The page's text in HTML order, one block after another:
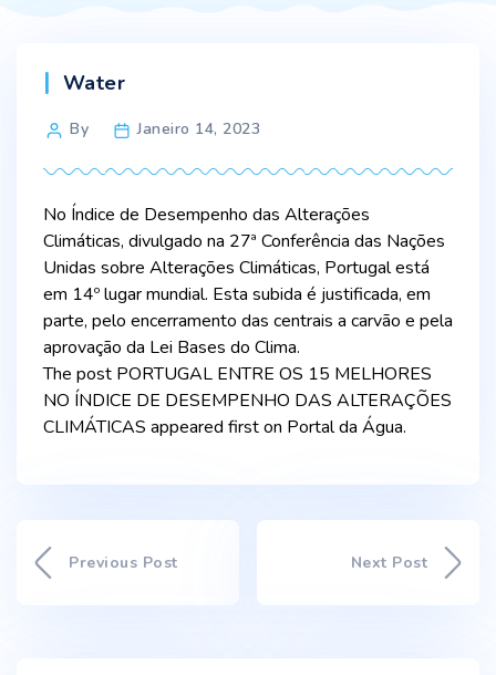
Categories
Water
PostBy Janeiro 14, 2023
No Índice de Desempenho das Alterações
Climáticas, divulgado na 27ª Conferência das Nações
Unidas sobre Alterações Climáticas, Portugal está
em 14º lugar mundial. Esta subida é justificada, em
parte, pelo encerramento das centrais a carvão e pela
aprovação da Lei Bases do Clima.
The post PORTUGAL ENTRE OS 15 MELHORES
NO ÍNDICE DE DESEMPENHO DAS ALTERAÇÕES
CLIMÁTICAS appeared first on Portal da Água.
Previous Post Next Post